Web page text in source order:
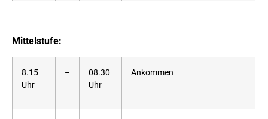
Mittelstufe:
8.15
Uhr
­–
08.30
Uhr
Ankommen